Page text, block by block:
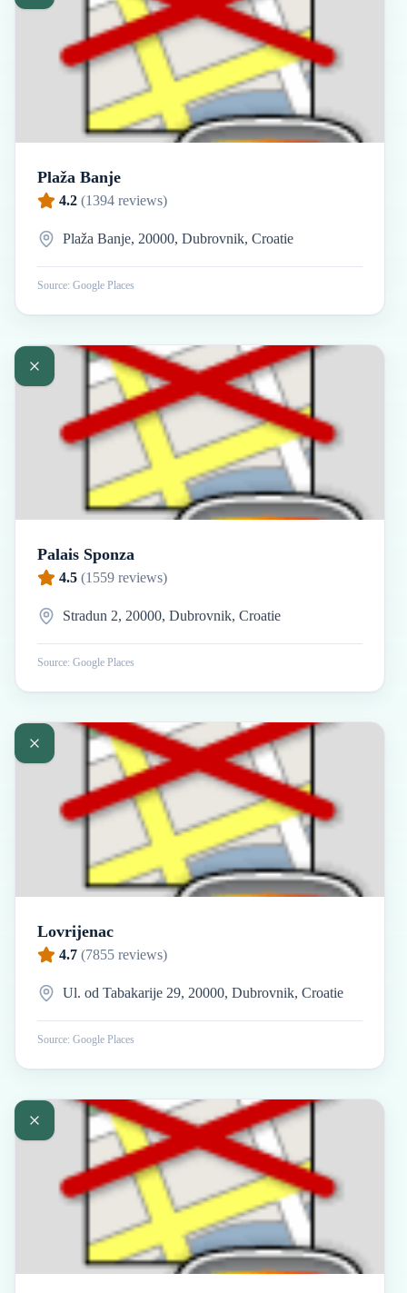
Plaža Banje
4.2 (1394 reviews)
Plaža Banje, 20000, Dubrovnik, Croatie
Source: Google Places
Palais Sponza
4.5 (1559 reviews)
Stradun 2, 20000, Dubrovnik, Croatie
Source: Google Places
Lovrijenac
4.7 (7855 reviews)
Ul. od Tabakarije 29, 20000, Dubrovnik, Croatie
Source: Google Places